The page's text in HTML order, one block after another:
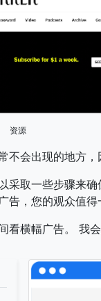
资源
会出现的地方，
采取一些步骤来
告，您的观众值得
看横幅广告。 我